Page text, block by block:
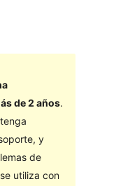
de 2 años.
y
de
utiliza con